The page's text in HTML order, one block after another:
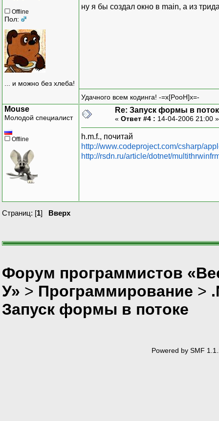
Offline
Пол:
... и можно без хлеба!
ну я бы создал окно в main, а из
Удачного всем кодинга! -=x[PooH]x=-
Mouse
Молодой специалист
Offline
Re: Запуск формы в
« Ответ #4 : 14-04-2006 21:00
h.m.f., почитай
http://www.codeproject.com/csharp/
http://rsdn.ru/article/dotnet/
Страниц: [1] Вверх
Форум программистов
У» > Программирование >
Запуск формы в потоке
Powered by SMF